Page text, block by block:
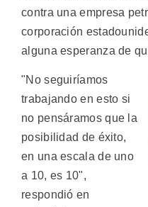
contra una empresa
corporación
alguna esperanza de
"No seguiríamos
trabajando en esto si
no pensáramos que la
posibilidad de éxito,
en una escala de uno
a 10, es 10",
respondió en